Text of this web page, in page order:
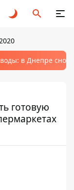
воды: в Днепре
готовую